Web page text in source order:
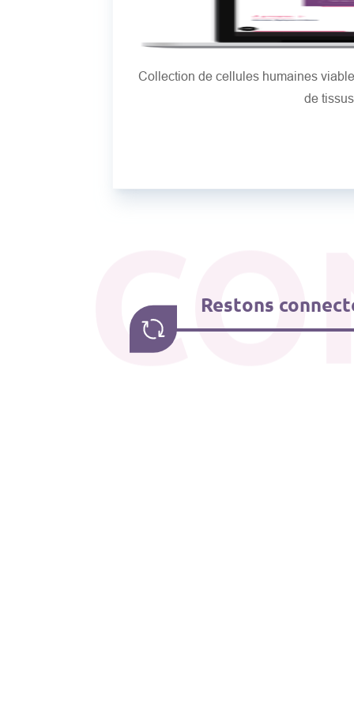
Collection de cellules humaines
de
Restons